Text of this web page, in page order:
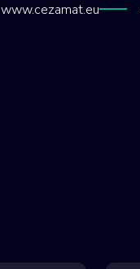
www.cezamat.eu